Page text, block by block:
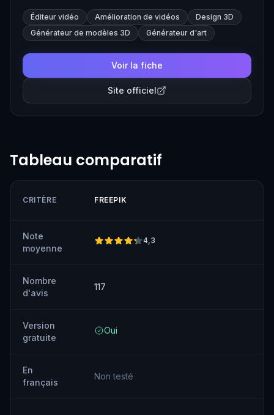
workflows by handling complex tasks like motion
capture, lighting, and composition, making high-quality
Éditeur vidéo Amélioration de vidéos
Design 3D
Générateur de modèles 3D
Générateur d'art
Voir la fiche
Site officiel
Tableau comparatif
CRITÈRE FREEPIK
Note
moyenne
4,3
Nombre
d'avis
117
Version
gratuite
Oui
En
français
Non testé